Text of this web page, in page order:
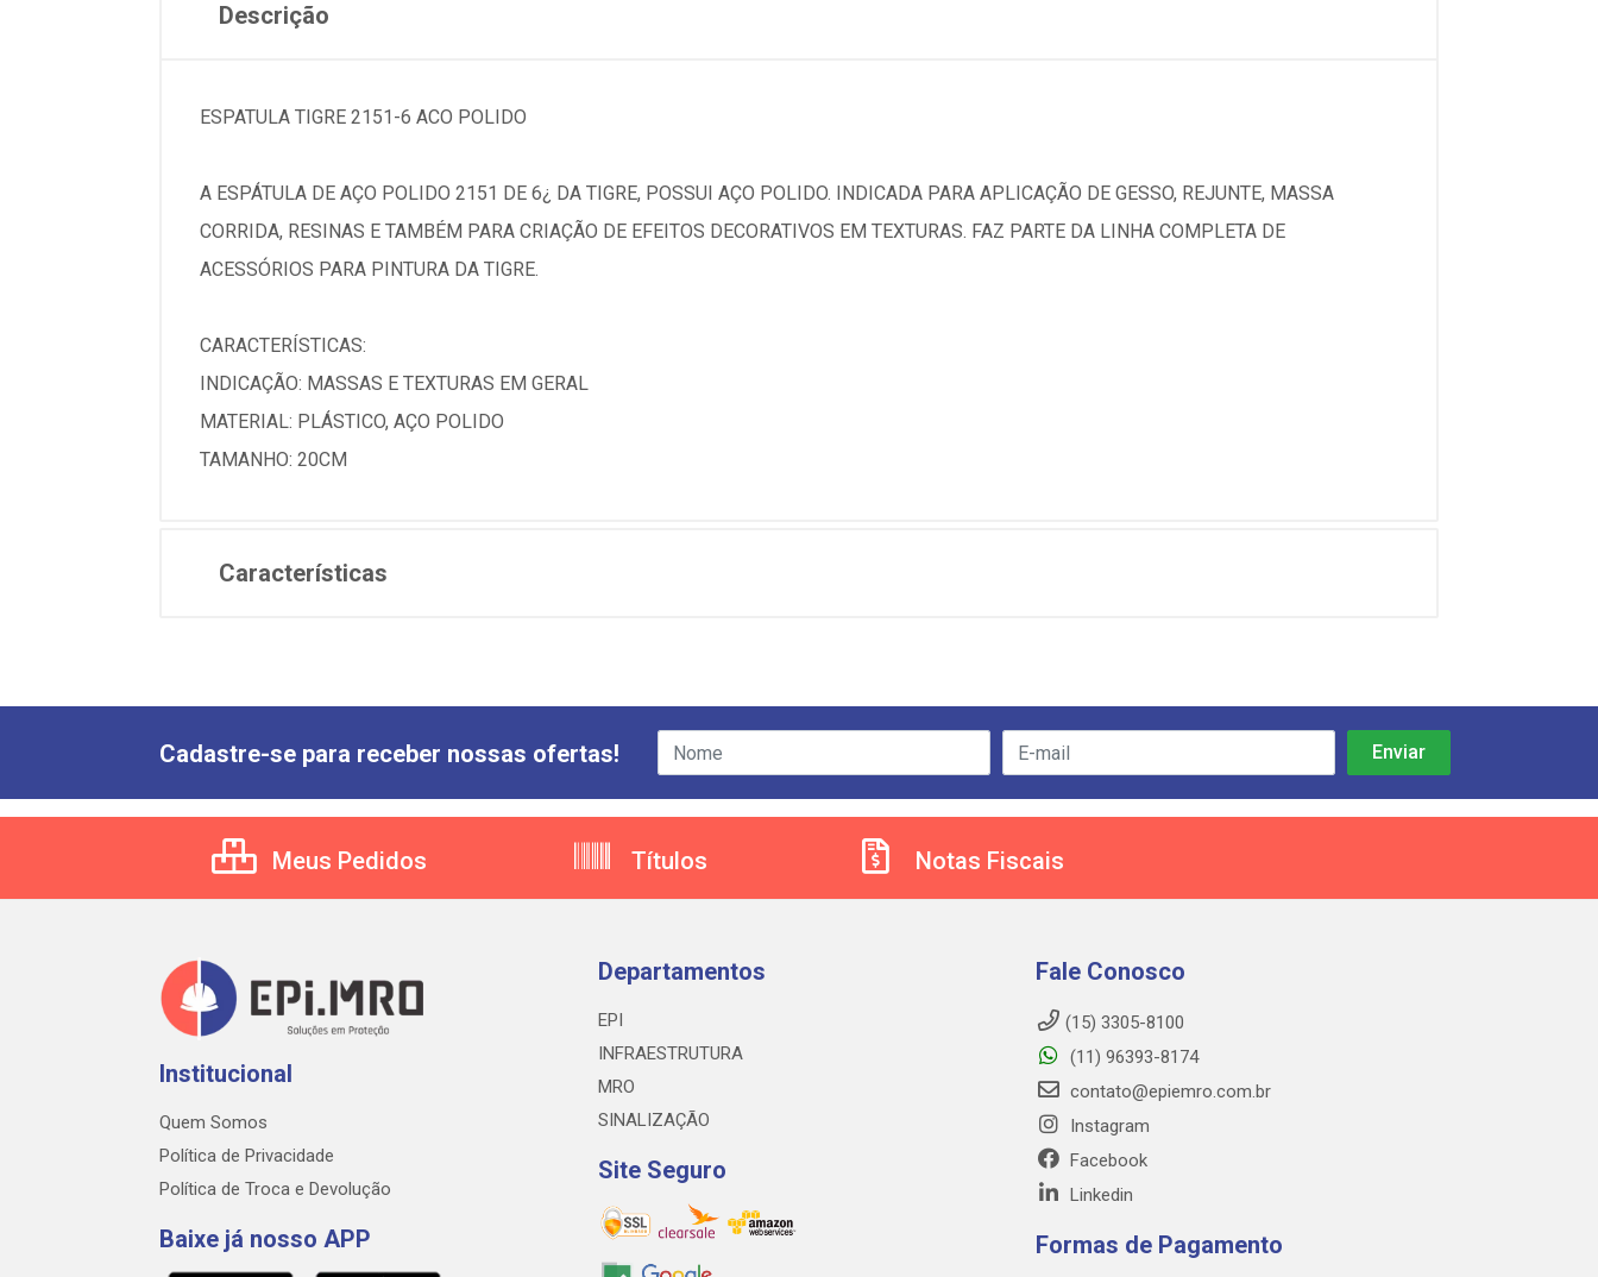
Descrição
ESPATULA TIGRE 2151-6 ACO POLIDO
A ESPÁTULA DE AÇO POLIDO 2151 DE 6¿ DA TIGRE, POSSUI AÇO POLIDO. INDICADA PARA APLICAÇÃO DE GESSO, REJUNTE, MASSA
CORRIDA, RESINAS E TAMBÉM PARA CRIAÇÃO DE EFEITOS DECORATIVOS EM TEXTURAS. FAZ PARTE DA LINHA COMPLETA DE
ACESSÓRIOS PARA PINTURA DA TIGRE.
CARACTERÍSTICAS:
INDICAÇÃO: MASSAS E TEXTURAS EM GERAL
MATERIAL: PLÁSTICO, AÇO POLIDO
TAMANHO: 20CM
Características
Cadastre-se para receber nossas ofertas!
Meus Pedidos Títulos Notas Fiscais
Institucional
Quem Somos
Política de Privacidade
Política de Troca e Devolução
Baixe já nosso APP
Departamentos
EPI
INFRAESTRUTURA
MRO
SINALIZAÇÃO
Site Seguro
Fale Conosco
(15) 3305-8100
(11) 96393-8174
contato@epiemro.com.br
Instagram
Facebook
Linkedin
Formas de Pagamento